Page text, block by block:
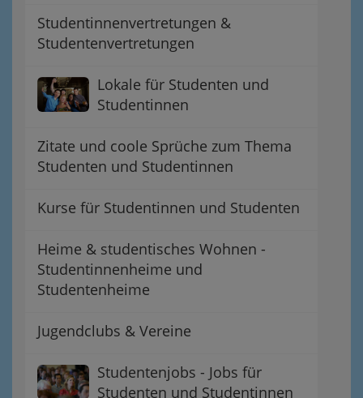
Studentinnenvertretungen &
Studentenvertretungen
Lokale für Studenten und
Studentinnen
Zitate und coole Sprüche zum Thema
Studenten und Studentinnen
Kurse für Studentinnen und Studenten
Heime & studentisches Wohnen -
Studentinnenheime und
Studentenheime
Jugendclubs & Vereine
Studentenjobs - Jobs für
Studenten und Studentinnen